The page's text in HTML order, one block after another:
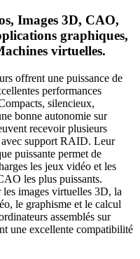
Images 3D, CAO,
graphiques,
virtuelles.
offrent une puissance de
performances
silencieux,
bonne autonomie sur
recevoir plusieurs
avec support RAID. Leur
puissante permet de
les jeux vidéo et les
les plus puissants.
images virtuelles 3D, la
le graphisme et le calcul
assemblés sur
une excellente compatibilité